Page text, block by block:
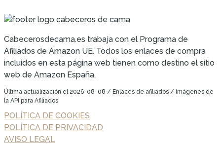
Cabecerosdecama.es trabaja con el Programa de
Afiliados de Amazon UE. Todos los enlaces de compra
incluidos en esta página web tienen como destino el sitio
web de Amazon España.
Última actualización el 2026-08-08 / Enlaces de afiliados / Imágenes de
la API para Afiliados
POLÍTICA DE COOKIES
POLÍTICA DE PRIVACIDAD
AVISO LEGAL